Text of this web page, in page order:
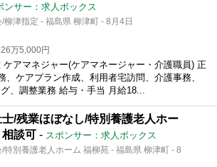
ンサー：求人ボックス
津指定 - 福島県 柳津町 - 8月4日
万5,000円
ケアマネジャー(ケアマネージャー・介護職員) 正
、ケアプラン作成、利用者宅訪問、介護事務、
、調整業務 給与・手当 月給18...
/残業ほぼなし/特別養護老人ホー
談可 - スポンサー：求人ボックス
特別養護老人ホーム 福柳苑 - 福島県 柳津町 - 8